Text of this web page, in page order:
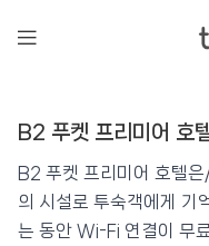
B2 푸켓 프리미
📍 푸켓★★★★ ⭐
💰 최저가 확인 · 예약
B2 푸켓 프리미어 호
B2 푸켓 프리미어 호텔
의 시설로 투숙객에게 기
는 동안 Wi-Fi 연결이 무